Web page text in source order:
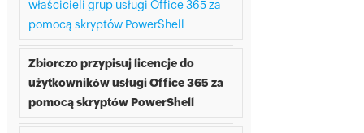
właścicieli grup usługi Office 365 za
pomocą skryptów PowerShell
Zbiorczo przypisuj licencje do
użytkowników usługi Office 365 za
pomocą skryptów PowerShell